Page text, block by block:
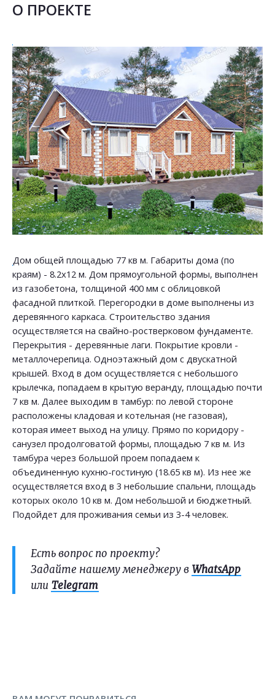
О ПРОЕКТЕ
Дом общей площадью 77 кв м. Габариты дома (по
краям) - 8.2х12 м. Дом прямоугольной формы, выполнен
из газобетона, толщиной 400 мм с облицовкой
фасадной плиткой. Перегородки в доме выполнены из
деревянного каркаса. Строительство здания
осуществляется на свайно-ростверковом фундаменте.
Перекрытия - деревянные лаги. Покрытие кровли -
металлочерепица. Одноэтажный дом с двускатной
крышей. Вход в дом осуществляется с небольшого
крылечка, попадаем в крытую веранду, площадью почти
7 кв м. Далее выходим в тамбур: по левой стороне
расположены кладовая и котельная (не газовая),
которая имеет выход на улицу. Прямо по коридору -
санузел продолговатой формы, площадью 7 кв м. Из
тамбура через большой проем попадаем к
объединенную кухню-гостиную (18.65 кв м). Из нее же
осуществляется вход в 3 небольшие спальни, площадь
которых около 10 кв м. Дом небольшой и бюджетный.
Подойдет для проживания семьи из 3-4 человек.
Есть вопрос по проекту?
Задайте нашему менеджеру в WhatsApp
или Telegram